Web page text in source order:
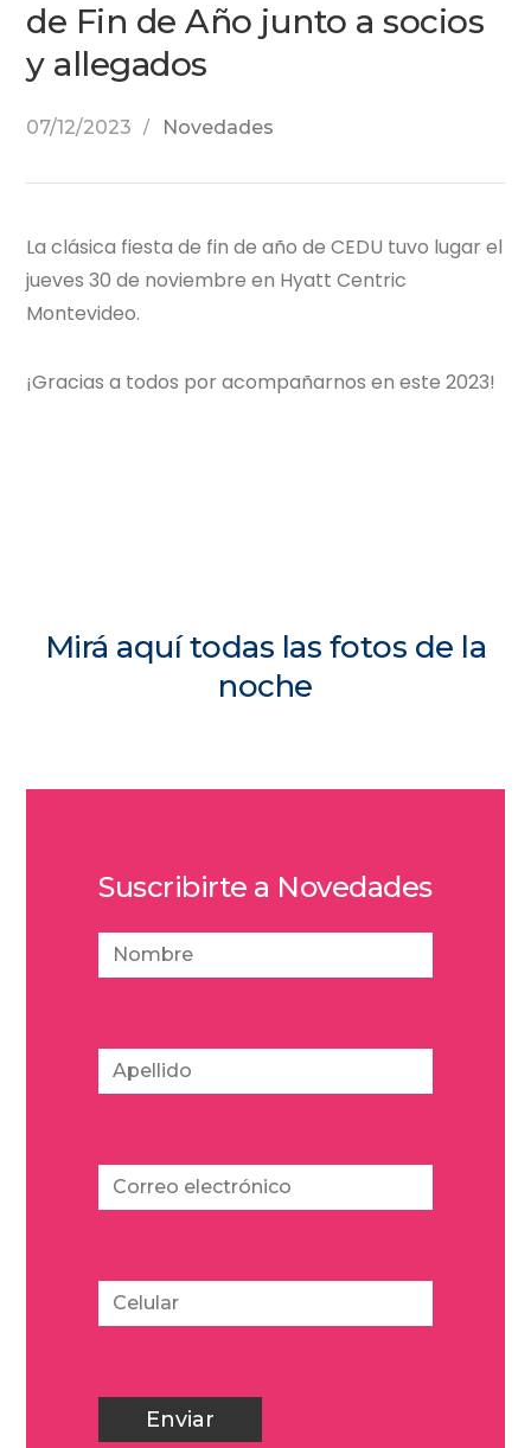
de Fin de Año junto a socios
y allegados
07/12/2023 Novedades
La clásica fiesta de fin de año de CEDU tuvo lugar el
jueves 30 de noviembre en Hyatt Centric
Montevideo.
¡Gracias a todos por acompañarnos en este 2023!
Mirá aquí todas las fotos de la
noche
Suscribirte a Novedades